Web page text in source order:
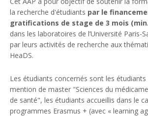
la recherche d'étudiants par le
gratifications de stage de 3 mois
dans les laboratoires de l’Université Paris-
par leurs activités de recherche aux
HeaDS.
Les étudiants concernés sont les
mention de master "Sciences du
de santé", les étudiants accueillis dans le
programmes Erasmus + (avec « learning